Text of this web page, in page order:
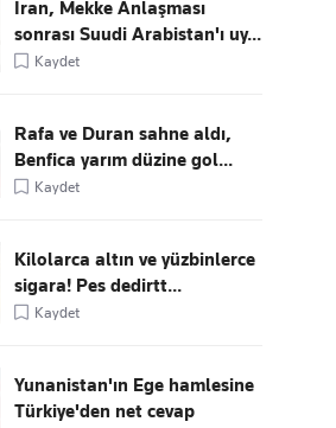
İran, Mekke Anlaşması
sonrası Suudi Arabistan'ı uy...
Kaydet
Rafa ve Duran sahne aldı,
Benfica yarım düzine gol...
Kaydet
Kilolarca altın ve yüzbinlerce
sigara! Pes dedirtt...
Kaydet
Yunanistan'ın Ege hamlesine
Türkiye'den net cevap